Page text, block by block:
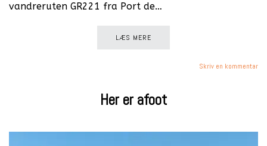
vandreruten GR221 fra Port de…
LÆS MERE
Skriv en kommentar
Her er afoot